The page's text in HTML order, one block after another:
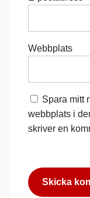
Webbplats
Spara mitt
webbplats i
skriver en